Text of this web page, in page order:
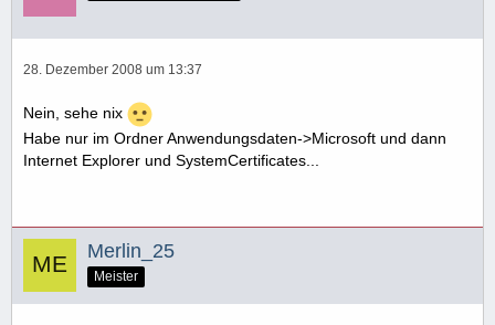
28. Dezember 2008 um 13:37
Nein, sehe nix
Habe nur im Ordner Anwendungsdaten->Microsoft und dann
Internet Explorer und SystemCertificates...
Merlin_25
Meister